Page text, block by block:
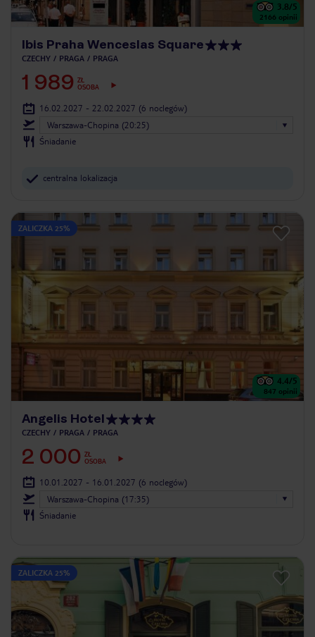
3.8/5
2166 opinii
Ibis Praha Wenceslas Square
CZECHY PRAGA PRAGA
1 989 ZŁ
OSOBA
16.02.2027 - 22.02.2027 (6 noclegów)
Warszawa-Chopina (20:25)
Śniadanie
centralna lokalizacja
ZALICZKA 25%
4.4/5
847 opinii
Angelis Hotel
CZECHY PRAGA PRAGA
2 000 ZŁ
OSOBA
10.01.2027 - 16.01.2027 (6 noclegów)
Warszawa-Chopina (17:35)
Śniadanie
ZALICZKA 25%